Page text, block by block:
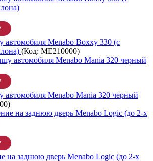
автомобиля Menabo Boxxy 330 (с
(Код: ME210000)
автомобиля Menabo Mania 320 черный
)
на заднюю дверь Menabo Logic (до 2-х